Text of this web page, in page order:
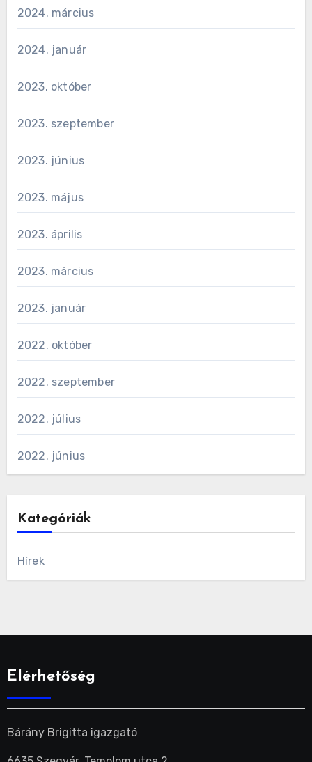
2024. március
2024. január
2023. október
2023. szeptember
2023. június
2023. május
2023. április
2023. március
2023. január
2022. október
2022. szeptember
2022. július
2022. június
Kategóriák
Hírek
Elérhetőség
Bárány Brigitta igazgató